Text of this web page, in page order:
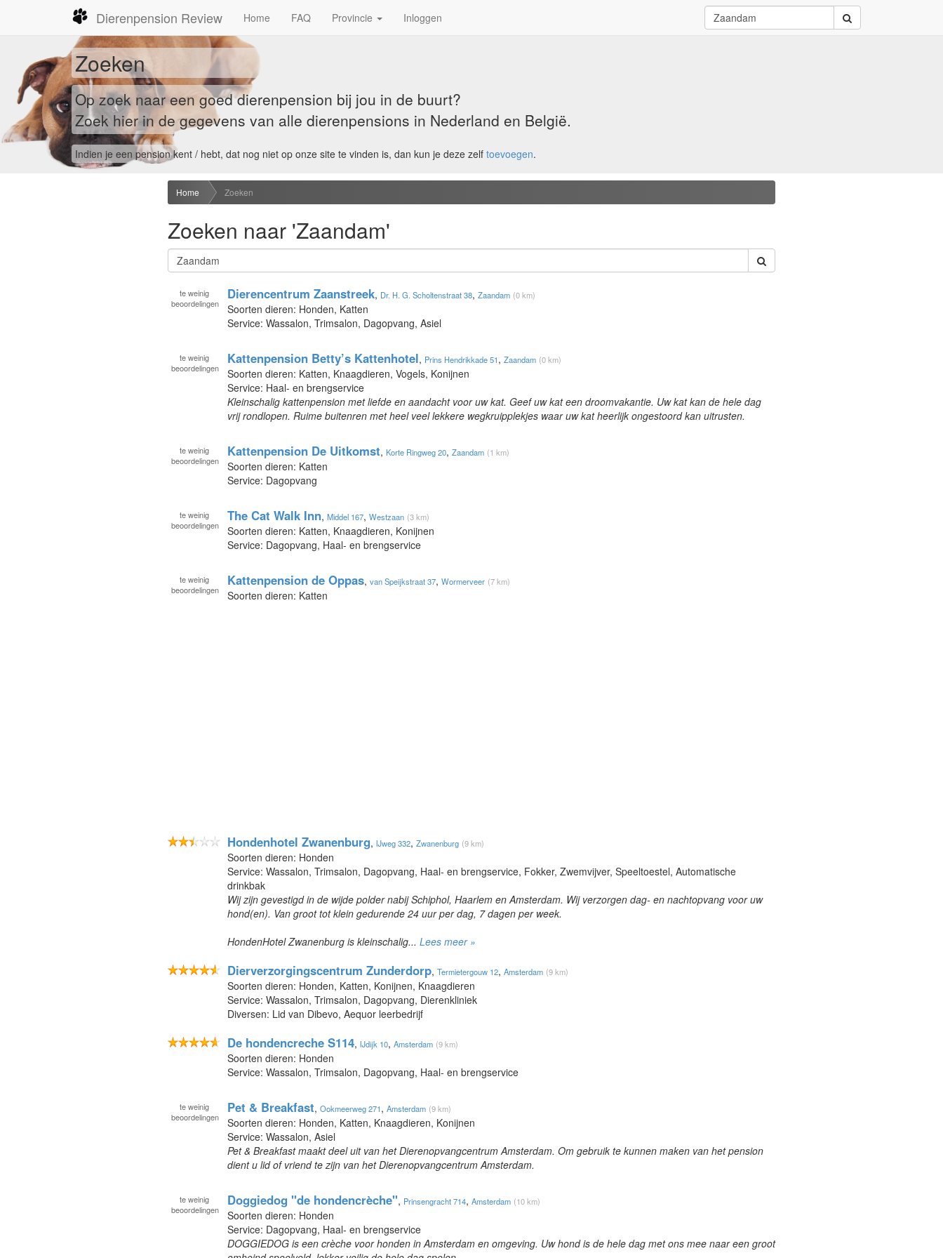
Dierenpension Review Home FAQ Provincie Inloggen
Zoeken
Op zoek naar een goed dierenpension bij jou in de buurt?
Zoek hier in de gegevens van alle dierenpensions in Nederland en België‎.
Indien je een pension kent / hebt, dat nog niet op onze site te vinden is, dan kun je deze zelf toevoegen.
Home Zoeken
Zoeken naar 'Zaandam'
te weinig
beoordelingen
Dierencentrum Zaanstreek, Dr. H. G. Scholtenstraat 38, Zaandam (0 km)
Soorten dieren: Honden, Katten
Service: Wassalon, Trimsalon, Dagopvang, Asiel
te weinig
beoordelingen
Kattenpension Betty’s Kattenhotel, Prins Hendrikkade 51, Zaandam (0 km)
Soorten dieren: Katten, Knaagdieren, Vogels, Konijnen
Service: Haal- en brengservice
Kleinschalig kattenpension met liefde en aandacht voor uw kat. Geef uw kat een droomvakantie. Uw kat kan de hele dag
vrij rondlopen. Ruime buitenren met heel veel lekkere wegkruipplekjes waar uw kat heerlijk ongestoord kan uitrusten.
te weinig
beoordelingen
Kattenpension De Uitkomst, Korte Ringweg 20, Zaandam (1 km)
Soorten dieren: Katten
Service: Dagopvang
te weinig
beoordelingen
The Cat Walk Inn, Middel 167, Westzaan (3 km)
Soorten dieren: Katten, Knaagdieren, Konijnen
Service: Dagopvang, Haal- en brengservice
te weinig
beoordelingen
Kattenpension de Oppas, van Speijkstraat 37, Wormerveer (7 km)
Soorten dieren: Katten
Hondenhotel Zwanenburg, IJweg 332, Zwanenburg (9 km)
Soorten dieren: Honden
Service: Wassalon, Trimsalon, Dagopvang, Haal- en brengservice, Fokker, Zwemvijver, Speeltoestel, Automatische
drinkbak
Wij zijn gevestigd in de wijde polder nabij Schiphol, Haarlem en Amsterdam. Wij verzorgen dag- en nachtopvang voor uw
hond(en). Van groot tot klein gedurende 24 uur per dag, 7 dagen per week.
HondenHotel Zwanenburg is kleinschalig... Lees meer »
Dierverzorgingscentrum Zunderdorp, Termietergouw 12, Amsterdam (9 km)
Soorten dieren: Honden, Katten, Konijnen, Knaagdieren
Service: Wassalon, Trimsalon, Dagopvang, Dierenkliniek
Diversen: Lid van Dibevo, Aequor leerbedrijf
De hondencreche S114, IJdijk 10, Amsterdam (9 km)
Soorten dieren: Honden
Service: Wassalon, Trimsalon, Dagopvang, Haal- en brengservice
te weinig
beoordelingen
Pet & Breakfast, Ookmeerweg 271, Amsterdam (9 km)
Soorten dieren: Honden, Katten, Knaagdieren, Konijnen
Service: Wassalon, Asiel
Pet & Breakfast maakt deel uit van het Dierenopvangcentrum Amsterdam. Om gebruik te kunnen maken van het pension
dient u lid of vriend te zijn van het Dierenopvangcentrum Amsterdam.
te weinig
beoordelingen
Doggiedog "de hondencrèche", Prinsengracht 714, Amsterdam (10 km)
Soorten dieren: Honden
Service: Dagopvang, Haal- en brengservice
DOGGIEDOG is een crèche voor honden in Amsterdam en omgeving. Uw hond is de hele dag met ons mee naar een groot